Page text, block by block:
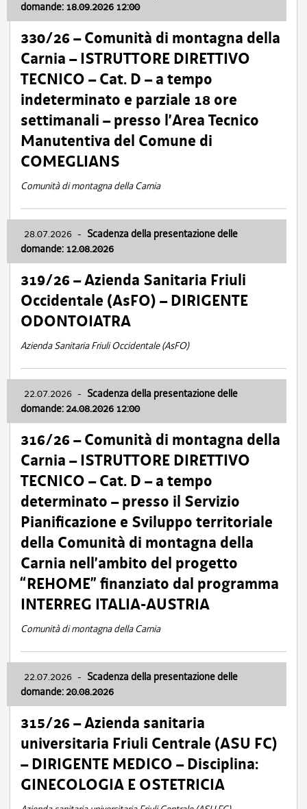
domande: 18.09.2026 12:00
330/26 – Comunità di montagna della
Carnia – ISTRUTTORE DIRETTIVO
TECNICO – Cat. D – a tempo
indeterminato e parziale 18 ore
settimanali – presso l’Area Tecnico
Manutentiva del Comune di
COMEGLIANS
Comunità di montagna della Carnia
28.07.2026 - Scadenza della presentazione delle
domande: 12.08.2026
319/26 – Azienda Sanitaria Friuli
Occidentale (AsFO) – DIRIGENTE
ODONTOIATRA
Azienda Sanitaria Friuli Occidentale (AsFO)
22.07.2026 - Scadenza della presentazione delle
domande: 24.08.2026 12:00
316/26 – Comunità di montagna della
Carnia – ISTRUTTORE DIRETTIVO
TECNICO – Cat. D – a tempo
determinato – presso il Servizio
Pianificazione e Sviluppo territoriale
della Comunità di montagna della
Carnia nell’ambito del progetto
“REHOME” finanziato dal programma
INTERREG ITALIA-AUSTRIA
Comunità di montagna della Carnia
22.07.2026 - Scadenza della presentazione delle
domande: 20.08.2026
315/26 – Azienda sanitaria
universitaria Friuli Centrale (ASU FC)
– DIRIGENTE MEDICO – Disciplina:
GINECOLOGIA E OSTETRICIA